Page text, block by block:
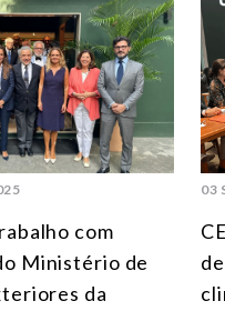
MEIO
TECNOLOGIA E
TODAS OS
com
Ministério de
da
03